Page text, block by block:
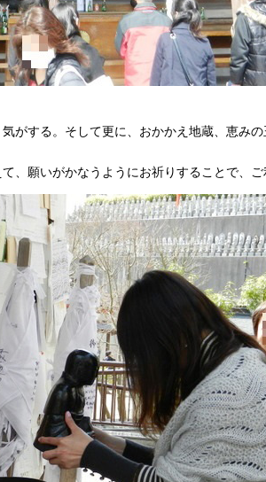
がする。そして更に、おかかえ地蔵、恵み
、願いがかなうようにお祈りすることで、ご